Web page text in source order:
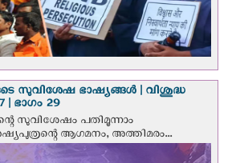
സുവിശേഷ ഭാഷ്യങ്ങള്‍ | വിശുദ്ധ
| ഭാഗം 29
സുവിശേഷം പതിമൂന്നാം
ആഗമനം, അത്തിമരം...